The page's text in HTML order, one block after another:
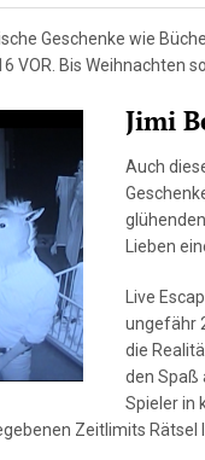
Geschenke wie
VOR. Bis Weihnachten
Jimi
Auch
Lieben
Live
ungefähr
die
den Spaß
Spieler in
Zeitlimits Rätsel